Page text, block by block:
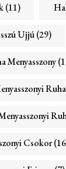
(11)
Ujjú(29)
Menyasszony
Ruha
Csokor